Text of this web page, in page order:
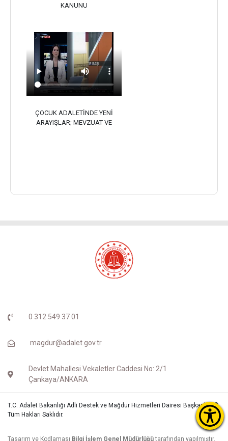
KANUNU
ÇOCUK ADALETİNDE YENİ
ARAYIŞLAR; MEVZUAT VE
0 312 549 37 01
magdur@adalet.gov.tr
Devlet Mahallesi Vekaletler Caddesi No: 2/1
Çankaya/ANKARA
T.C. Adalet Bakanlığı Adli Destek ve Mağdur Hizmetleri Dairesi Başkanlığı ©
Tüm Hakları Saklıdır.
Tasarım ve Kodlaması Bilgi İşlem Genel Müdürlüğütarafından yapılmıştır.